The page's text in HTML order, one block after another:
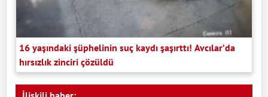
16 yaşındaki şüphelinin suç kaydı şaşırttı! Avcılar’da
hırsızlık zinciri çözüldü